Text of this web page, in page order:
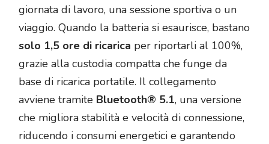
giornata di lavoro, una sessione sportiva o un
viaggio. Quando la batteria si esaurisce, bastano
solo 1,5 ore di ricarica per riportarli al 100%,
grazie alla custodia compatta che funge da
base di ricarica portatile. Il collegamento
avviene tramite Bluetooth® 5.1, una versione
che migliora stabilità e velocità di connessione,
riducendo i consumi energetici e garantendo